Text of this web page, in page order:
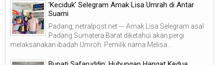
'Keciduk' Selegram Amak Lisa Umrah di Antar
Suami
Padang, netralpost.net --- Amak Lisa Selegram asal
Padang Sumatera Barat diketahui akan pergi
melaksanakan ibadah Umroh. Pemilik nama Melisa...